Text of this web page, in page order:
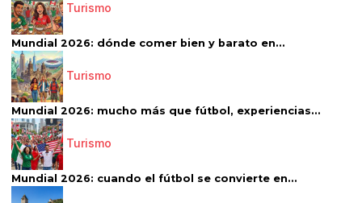
Turismo
Mundial 2026: dónde comer bien y barato en...
Turismo
Mundial 2026: mucho más que fútbol, experiencias...
Turismo
Mundial 2026: cuando el fútbol se convierte en...